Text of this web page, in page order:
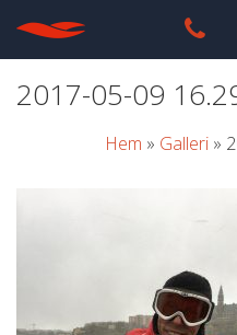
2017-05-09
Hem » Galleri»